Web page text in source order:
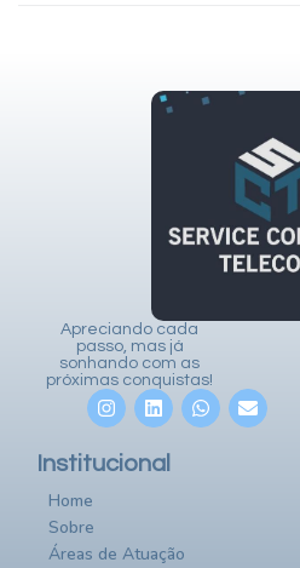
Apreciando cada
passo, mas já
sonhando com as
próximas conquistas!
Institucional
Home
Sobre
Áreas de Atuação